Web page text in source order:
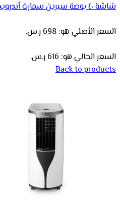
شاشة ٤٠ بوصة سيرين سمارت أندرويد SRET-40S1 LED – FHD
السعر الأصلي هو: 698 ر.س.
السعر الحالي هو: 616 ر.س.
Back to products